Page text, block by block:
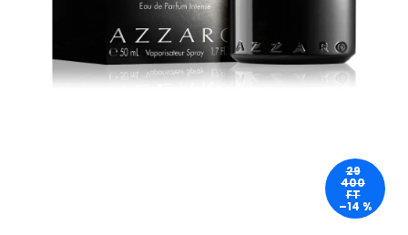
29
400
FT
–14 %